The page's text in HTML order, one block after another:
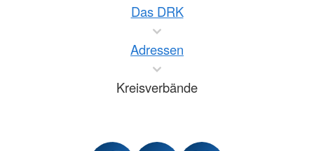
Das DRK
Adressen
Kreisverbände